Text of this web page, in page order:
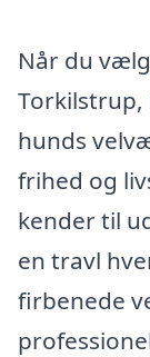
Når du
Torkilstrup,
hunds
frihed og
kender til
en travl
firbenede